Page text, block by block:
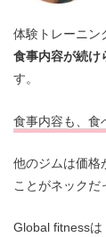
体験トレーニン
食事内容が続け
す。
食事内容も、食
他のジムは価格
ことがネックだ
Global fitnessは